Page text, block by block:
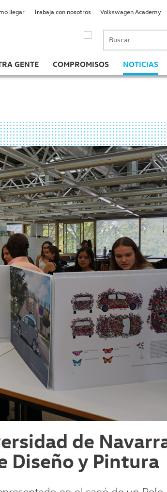
Buscar
por:
GENTE COMPROMISOS NOTICIAS
llegar Trabaja con nosotros Volkswagen Academy
de
Diseño y Pintura